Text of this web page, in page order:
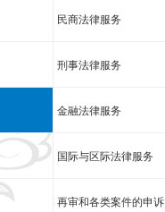
民商法律服务
刑事法律服务
金融法律服务
国际与区际法律服务
再审和各类案件的申诉